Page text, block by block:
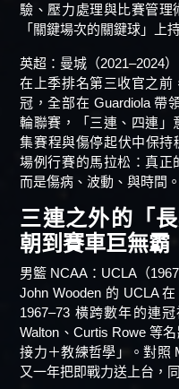
驗、壓力處理與比賽管理
「關鍵場次的關鍵球」上
英超：曼城（2021–2024）
在上季排名第三收官之前
冠，全部在 Guardiola 帶
輪聯賽，「三連、四連」
集賽程與傷停起伏中保
場例行賽的馬拉松：真正
而是傷病、波動、與時間。
三連之外的「
朝到賽車巨無霸
男籃 NCAA：UCLA（
John Wooden 的 UCLA
1967–73 橫跨數年的連
Walton、Curtis Rowe 等
接力＋教練哲學」。對照
又一年把即戰力送上台，